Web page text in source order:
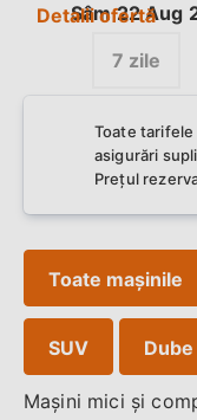
Sâm 22 Aug
7 zile
Detalii ofertă
Toate
asigurări
Prețul
Toate mașinile
SUV Dube
Mașini mici și